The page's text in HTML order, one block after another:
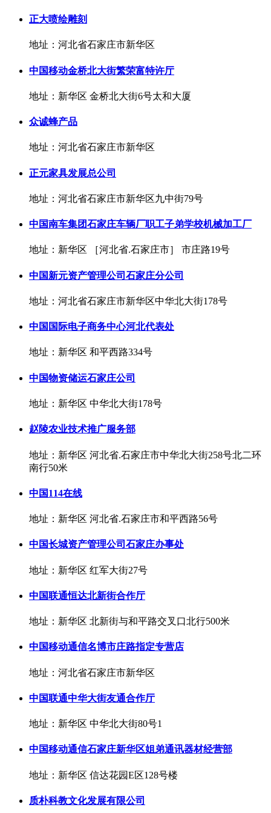
正大喷绘雕刻
地址：河北省石家庄市新华区
中国移动金桥北大街繁荣富特许厅
地址：新华区 金桥北大街6号太和大厦
众诚蜂产品
地址：河北省石家庄市新华区
正元家具发展总公司
地址：河北省石家庄市新华区九中街79号
中国南车集团石家庄车辆厂职工子弟学校机械加工厂
地址：新华区 ［河北省.石家庄市］ 市庄路19号
中国新元资产管理公司石家庄分公司
地址：河北省石家庄市新华区中华北大街178号
中国国际电子商务中心河北代表处
地址：新华区 和平西路334号
中国物资储运石家庄公司
地址：新华区 中华北大街178号
赵陵农业技术推广服务部
地址：新华区 河北省.石家庄市中华北大街258号北二环
南行50米
中国114在线
地址：新华区 河北省.石家庄市和平西路56号
中国长城资产管理公司石家庄办事处
地址：新华区 红军大街27号
中国联通恒达北新街合作厅
地址：新华区 北新街与和平路交叉口北行500米
中国移动通信名博市庄路指定专营店
地址：河北省石家庄市新华区
中国联通中华大街友通合作厅
地址：新华区 中华北大街80号1
中国移动通信石家庄新华区姐弟通讯器材经营部
地址：新华区 信达花园E区128号楼
质朴科教文化发展有限公司